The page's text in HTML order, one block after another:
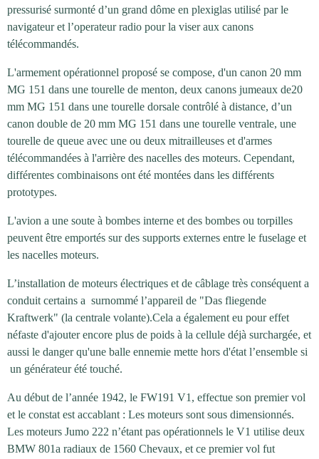
pressurisé surmonté d’un grand dôme en plexiglas utilisé par le
navigateur et l’operateur radio pour la viser aux canons
télécommandés.
L'armement opérationnel proposé se compose, d'un canon 20 mm
MG 151 dans une tourelle de menton, deux canons jumeaux de20
mm MG 151 dans une tourelle dorsale contrôlé à distance, d’un
canon double de 20 mm MG 151 dans une tourelle ventrale, une
tourelle de queue avec une ou deux mitrailleuses et d'armes
télécommandées à l'arrière des nacelles des moteurs. Cependant,
différentes combinaisons ont été montées dans les différents
prototypes.
L'avion a une soute à bombes interne et des bombes ou torpilles
peuvent être emportés sur des supports externes entre le fuselage et
les nacelles moteurs.
L’installation de moteurs électriques et de câblage très conséquent a
conduit certains a surnommé l’appareil de "Das fliegende
Kraftwerk" (la centrale volante).Cela a également eu pour effet
néfaste d'ajouter encore plus de poids à la cellule déjà surchargée, et
aussi le danger qu'une balle ennemie mette hors d'état l’ensemble si
un générateur été touché.
Au début de l’année 1942, le FW191 V1, effectue son premier vol
et le constat est accablant : Les moteurs sont sous dimensionnés.
Les moteurs Jumo 222 n’étant pas opérationnels le V1 utilise deux
BMW 801a radiaux de 1560 Chevaux, et ce premier vol fut